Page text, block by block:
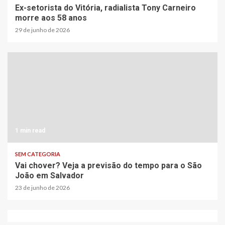
Ex-setorista do Vitória, radialista Tony Carneiro
morre aos 58 anos
29 de junho de 2026
1 min read
SEM CATEGORIA
Vai chover? Veja a previsão do tempo para o São
João em Salvador
23 de junho de 2026